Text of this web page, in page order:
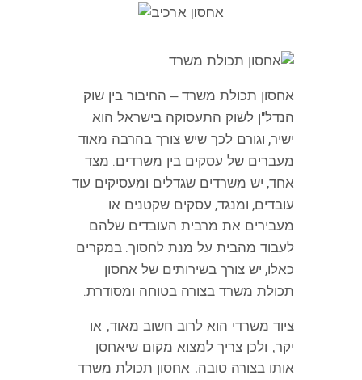
אחסון תכולת משרד – החיבור בין שוק
הנדל"ן לשוק התעסוקה בישראל הוא
ישיר, וגורם לכך שיש צורך בהרבה מאוד
מעברים של עסקים בין משרדים. מצד
אחד, יש משרדים שגדלים ומעסיקים עוד
עובדים, ומנגד, עסקים שקטנים או
מעבירים את מרבית העובדים שלהם
לעבוד מהבית על מנת לחסוך. במקרים
כאלו, יש צורך בשירותים של אחסון
תכולת משרד בצורה בטוחה ומסודרת.
ציוד משרדי הוא לרוב חשוב מאוד, או
יקר, ולכן צריך למצוא מקום שיאחסן
אותו בצורה טובה. אחסון תכולת משרד